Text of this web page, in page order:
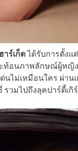
าร์เก็ตได้รับการตั้งแ
อนภาพลักษณ์ผู้หญิง
นไม่เหมือนใคร ผ่า
วมไปถึงลุคปาร์ตี้เกิ